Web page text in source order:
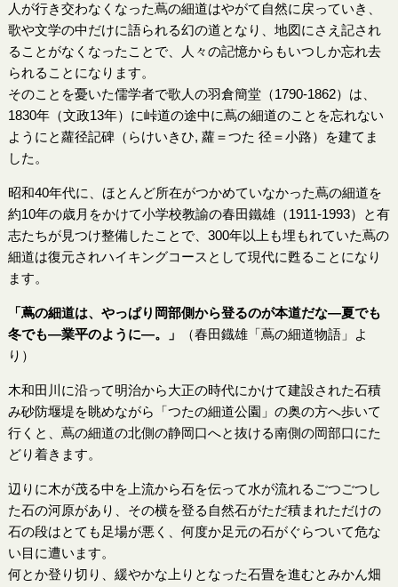
人が行き交わなくなった蔦の細道はやがて自然に戻っていき、
歌や文学の中だけに語られる幻の道となり、地図にさえ記され
ることがなくなったことで、人々の記憶からもいつしか忘れ去
られることになります。
そのことを憂いた儒学者で歌人の羽倉簡堂（1790-1862）は、
1830年（文政13年）に峠道の途中に蔦の細道のことを忘れない
ようにと蘿径記碑（らけいきひ, 蘿＝つた 径＝小路）を建てま
した。
昭和40年代に、ほとんど所在がつかめていなかった蔦の細道を
約10年の歳月をかけて小学校教諭の春田鐵雄（1911-1993）と有
志たちが見つけ整備したことで、300年以上も埋もれていた蔦の
細道は復元されハイキングコースとして現代に甦ることになり
ます。
「蔦の細道は、やっぱり岡部側から登るのが本道だな—夏でも
冬でも—業平のように—。」
（春田鐡雄「蔦の細道物語」よ
り）
木和田川に沿って明治から大正の時代にかけて建設された石積
み砂防堰堤を眺めながら「つたの細道公園」の奥の方へ歩いて
行くと、蔦の細道の北側の静岡口へと抜ける南側の岡部口にた
どり着きます。
辺りに木が茂る中を上流から石を伝って水が流れるごつごつし
た石の河原があり、その横を登る自然石がただ積まれただけの
石の段はとても足場が悪く、何度か足元の石がぐらついて危な
い目に遭います。
何とか登り切り、緩やかな上りとなった石畳を進むとみかん畑